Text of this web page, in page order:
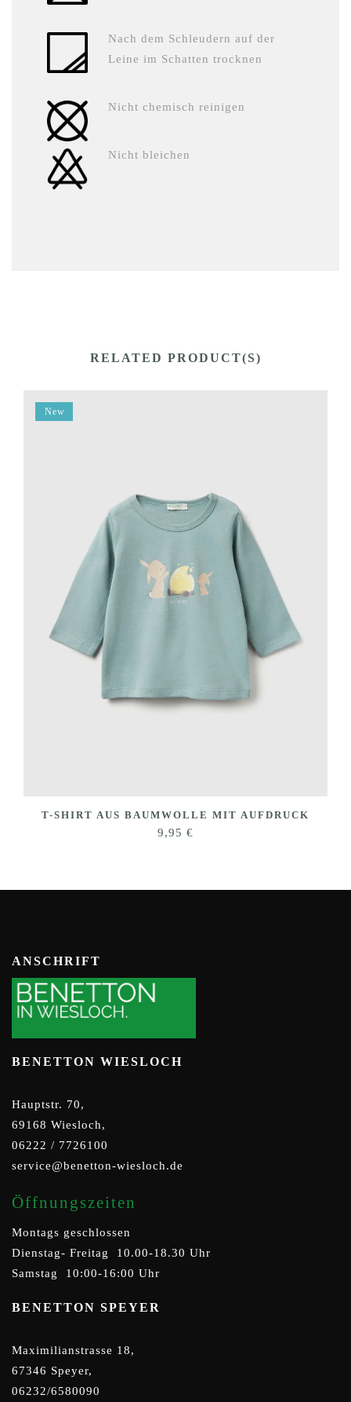
Nach dem Schleudern auf der
Leine im Schatten trocknen
Nicht chemisch reinigen
Nicht bleichen
RELATED PRODUCT(S)
New
T-SHIRT AUS BAUMWOLLE MIT AUFDRUCK
9,95 €
ANSCHRIFT
BENETTON WIESLOCH
Hauptstr. 70,
69168 Wiesloch,
06222 / 7726100
service@benetton-wiesloch.de
Öffnungszeiten
Montags geschlossen
Dienstag- Freitag 10.00-18.30 Uhr
Samstag 10:00-16:00 Uhr
BENETTON SPEYER
Maximilianstrasse 18,
67346 Speyer,
06232/6580090